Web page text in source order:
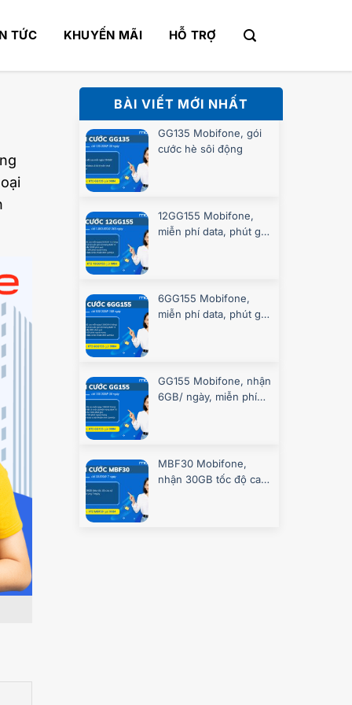
TỨC KHUYẾN MÃI HỖ TRỢ
BÀI VIẾT MỚI NHẤT
GG135 Mobifone, gói
cước hè sôi động
12GG155 Mobifone,
miễn phí data, phút gọi
6GG155 Mobifone,
miễn phí data, phút gọi
GG155 Mobifone, nhận
6GB/ ngày, miễn phí
MBF30 Mobifone,
nhận 30GB tốc độ cao